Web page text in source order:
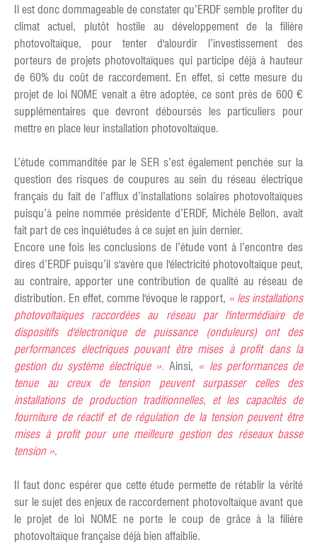
Il est donc dommageable de constater qu’ERDF semble profiter du
climat actuel, plutôt hostile au développement de la filière
photovoltaïque, pour tenter d'alourdir l’investissement des
porteurs de projets photovoltaïques qui participe déjà à hauteur
de 60% du coût de raccordement. En effet, si cette mesure du
projet de loi NOME venait a être adoptée, ce sont près de 600 €
supplémentaires que devront déboursés les particuliers pour
mettre en place leur installation photovoltaïque.
L’étude commanditée par le SER s’est également penchée sur la
question des risques de coupures au sein du réseau électrique
français du fait de l’afflux d’installations solaires photovoltaïques
puisqu’à peine nommée présidente d’ERDF, Michèle Bellon, avait
fait part de ces inquiétudes à ce sujet en juin dernier.
Encore une fois les conclusions de l’étude vont à l’encontre des
dires d’ERDF puisqu’il s'avère que l'électricité photovoltaïque peut,
au contraire, apporter une contribution de qualité au réseau de
distribution. En effet, comme l'évoque le rapport, « les installations
photovoltaïques raccordées au réseau par l'intermédiaire de
dispositifs d'électronique de puissance (onduleurs) ont des
performances électriques pouvant être mises à profit dans la
gestion du système électrique ».Ainsi, « les performances de
tenue au creux de tension peuvent surpasser celles des
installations de production traditionnelles, et les capacités de
fourniture de réactif et de régulation de la tension peuvent être
mises à profit pour une meilleure gestion des réseaux basse
tension».
Il faut donc espérer que cette étude permette de rétablir la vérité
sur le sujet des enjeux de raccordement photovoltaïque avant que
le projet de loi NOME ne porte le coup de grâce à la filière
photovoltaïque française déjà bien affaiblie.